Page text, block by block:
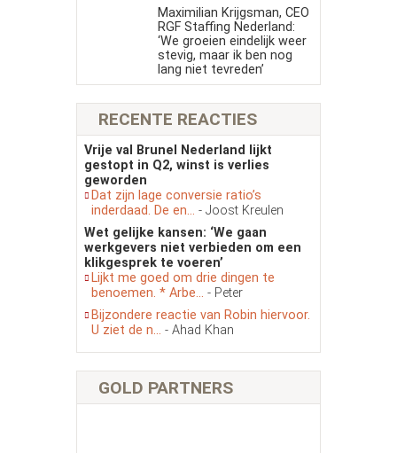
Maximilian Krijgsman, CEO
RGF Staffing Nederland:
‘We groeien eindelijk weer
stevig, maar ik ben nog
lang niet tevreden’
RECENTE REACTIES
Vrije val Brunel Nederland lijkt
gestopt in Q2, winst is verlies
geworden
Dat zijn lage conversie ratio’s
inderdaad. De en... - Joost Kreulen
Wet gelijke kansen: ‘We gaan
werkgevers niet verbieden om een
klikgesprek te voeren’
Lijkt me goed om drie dingen te
benoemen. * Arbe... - Peter
Bijzondere reactie van Robin hiervoor.
U ziet de n... - Ahad Khan
GOLD PARTNERS